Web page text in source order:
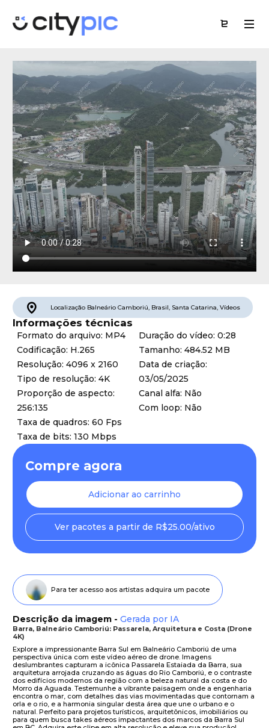
Localização Balneário Camboriú, Brasil, Santa Catarina, Vídeos
Informações técnicas
Formato do arquivo: MP4
Codificação: H.265
Resolução: 4096 x 2160
Tipo de resolução: 4K
Proporção de aspecto:
256:135
Taxa de quadros: 60 Fps
Taxa de bits: 130 Mbps
Duração do vídeo: 0:28
Tamanho: 484.52 MB
Data de criação:
03/05/2025
Canal alfa: Não
Com loop: Não
Compre agora
Adicionar ao carrinho
Ver pacotes a partir de R$25.00/ativo
Para ter acesso aos artistas adquira um pacote
Descrição da imagem - Gerada por IA
Barra, Balneário Camboriú: Passarela, Arquitetura e Costa (Drone
4K)
Explore a impressionante Barra Sul em Balneário Camboriú de uma
perspectiva única com este vídeo aéreo de drone. Imagens
deslumbrantes capturam a icônica Passarela Estaiada da Barra, sua
arquitetura arrojada cruzando as águas do Rio Camboriú, e o contraste
dos edifícios modernos da região com a beleza natural da costa e do
Morro da Aguada. Testemunhe a vibrante paisagem onde a engenharia
encontra o mar, com detalhes das vias movimentadas que contornam a
orla e o rio, e a harmonia singular desta área que une o urbano e o
natural. Perfeito para projetos turísticos, arquitetônicos, imobiliários ou
para quem busca takes aéreos impactantes dos marcos da Barra Sul